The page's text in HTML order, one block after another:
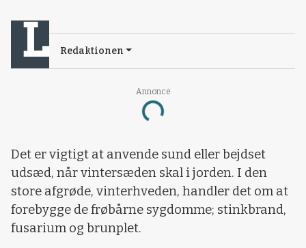
Annonce
Loading...
Redaktionen
Det er vigtigt at anvende sund eller bejdset
udsæd, når vintersæden skal i jorden. I den
store afgrøde, vinterhveden, handler det om at
forebygge de frøbårne sygdomme; stinkbrand,
fusarium og brunplet.